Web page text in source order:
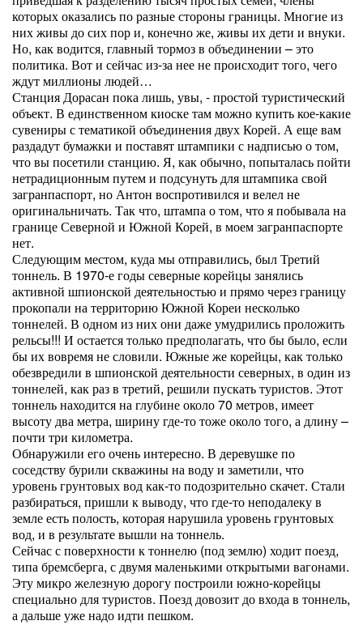
которых оказались по разные стороны границы. Многие из
них живы до сих пор и, конечно же, живы их дети и внуки.
Но, как водится, главный тормоз в объединении – это
политика. Вот и сейчас из-за нее не происходит того, чего
ждут миллионы людей…
Станция Дорасан пока лишь, увы, - простой туристический
объект. В единственном киоске там можно купить кое-какие
сувениры с тематикой объединения двух Корей. А еще вам
раздадут бумажки и поставят штампики с надписью о том,
что вы посетили станцию. Я, как обычно, попыталась пойти
нетрадиционным путем и подсунуть для штампика свой
загранпаспорт, но Антон воспротивился и велел не
оригинальничать. Так что, штампа о том, что я побывала на
границе Северной и Южной Корей, в моем загранпаспорте
нет.
Следующим местом, куда мы отправились, был Третий
тоннель. В 1970-е годы северные корейцы занялись
активной шпионской деятельностью и прямо через границу
прокопали на территорию Южной Кореи несколько
тоннелей. В одном из них они даже умудрились проложить
рельсы!!! И остается только предполагать, что бы было, если
бы их вовремя не словили. Южные же корейцы, как только
обезвредили в шпионской деятельности северных, в один из
тоннелей, как раз в третий, решили пускать туристов. Этот
тоннель находится на глубине около 70 метров, имеет
высоту два метра, ширину где-то тоже около того, а длину –
почти три километра.
Обнаружили его очень интересно. В деревушке по
соседству бурили скважины на воду и заметили, что
уровень грунтовых вод как-то подозрительно скачет. Стали
разбираться, пришли к выводу, что где-то неподалеку в
земле есть полость, которая нарушила уровень грунтовых
вод, и в результате вышли на тоннель.
Сейчас с поверхности к тоннелю (под землю) ходит поезд,
типа бремсберга, с двумя маленькими открытыми вагонами.
Эту микро железную дорогу построили южно-корейцы
специально для туристов. Поезд довозит до входа в тоннель,
а дальше уже надо идти пешком.